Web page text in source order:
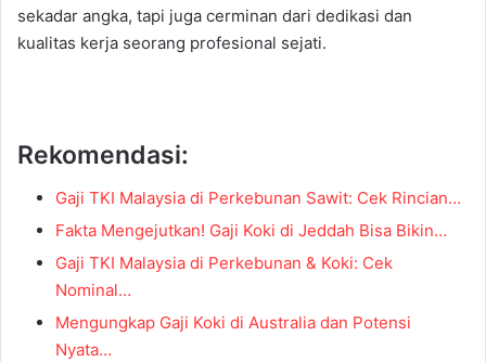
sekadar angka, tapi juga cerminan dari dedikasi dan
kualitas kerja seorang profesional sejati.
Rekomendasi:
Gaji TKI Malaysia di Perkebunan Sawit: Cek Rincian…
Fakta Mengejutkan! Gaji Koki di Jeddah Bisa Bikin…
Gaji TKI Malaysia di Perkebunan & Koki: Cek
Nominal…
Mengungkap Gaji Koki di Australia dan Potensi
Nyata…